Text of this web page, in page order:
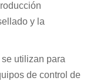
y la
utilizan para
de control de